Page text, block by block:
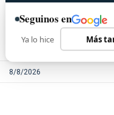
8/8/2026
Seguinos en
Ya lo hice Más